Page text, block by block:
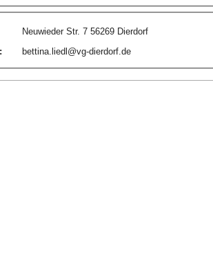
Neuwieder Str. 7 56269 Dierdorf
: bettina.liedl@vg-dierdorf.de